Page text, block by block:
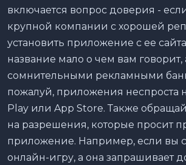
включается вопрос доверия -
крупной компании с хорошей
установить приложение с ее
название мало о чем вам говорит,
сомнительными рекламными
пожалуй, приложения неспроста
Play или App Store. Также
на разрешения, которые просит
приложение. Например, если вы
онлайн-игру, а она запрашивает